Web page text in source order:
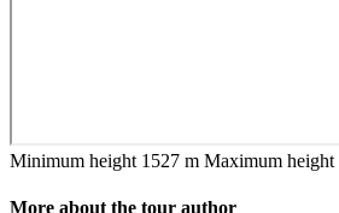
Minimum height 1527 m Maximum height
More about the tour author